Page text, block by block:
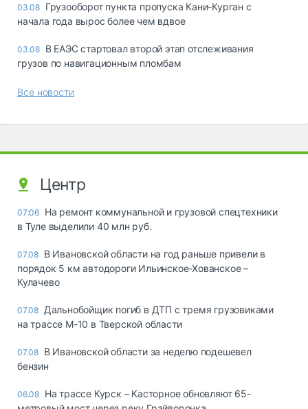
03.08 Грузооборот пункта пропуска Кани-Курган с
начала года вырос более чем вдвое
03.08 В ЕАЭС стартовал второй этап отслеживания
грузов по навигационным пломбам
Все новости
Центр
07:06 На ремонт коммунальной и грузовой спецтехники
в Туле выделили 40 млн руб.
07.08 В Ивановской области на год раньше привели в
порядок 5 км автодороги Ильинское-Хованское –
Кулачево
07.08 Дальнобойщик погиб в ДТП с тремя грузовиками
на трассе М-10 в Тверской области
07.08 В Ивановской области за неделю подешевел
бензин
06.08 На трассе Курск – Касторное обновляют 65-